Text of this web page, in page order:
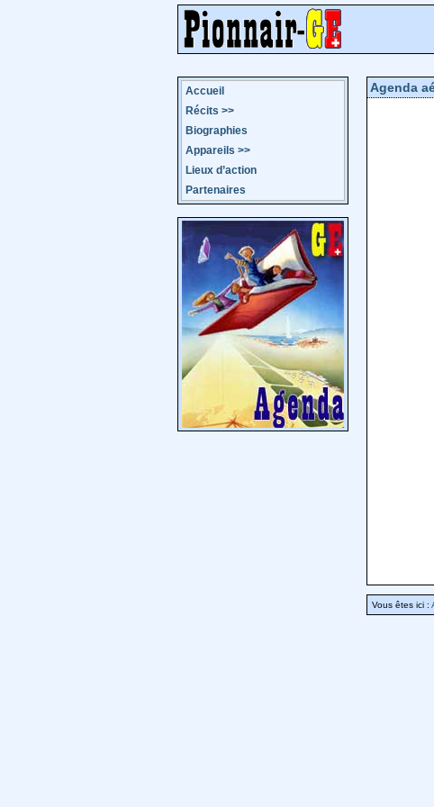
Accueil
Récits >>
Biographies
Appareils >>
Lieux d’action
Partenaires
Agenda
Vous êtes ici :